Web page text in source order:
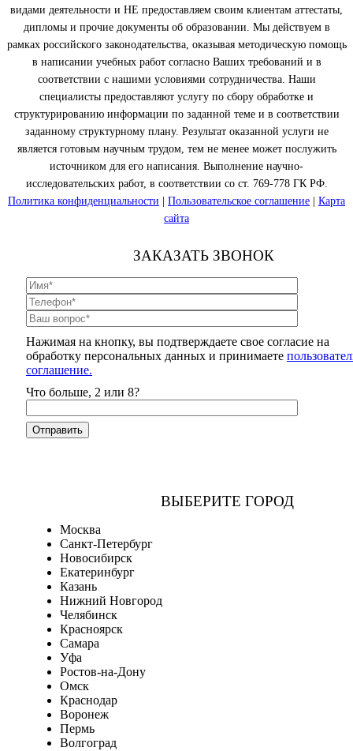
видами деятельности и НЕ предоставляем своим клиентам аттестаты,
дипломы и прочие документы об образовании. Мы действуем в
рамках российского законодательства, оказывая методическую помощь
в написании учебных работ согласно Ваших требований и в
соответствии с нашими условиями сотрудничества. Наши
специалисты предоставляют услугу по сбору обработке и
структурированию информации по заданной теме и в соответствии
заданному структурному плану. Результат оказанной услуги не
является готовым научным трудом, тем не менее может послужить
источником для его написания. Выполнение научно-
исследовательских работ, в соответствии со ст. 769-778 ГК РФ.
Политика конфиденциальности
Пользовательское соглашение
Карта
сайта
ЗАКАЗАТЬ ЗВОНОК
Нажимая на кнопку, вы подтверждаете свое согласие на
обработку персональных данных и принимаете
соглашение.
Что больше, 2 или 8?
ВЫБЕРИТЕ ГОРОД
Москва
Санкт-Петербург
Новосибирск
Екатеринбург
Казань
Нижний Новгород
Челябинск
Красноярск
Самара
Уфа
Ростов-на-Дону
Омск
Краснодар
Воронеж
Пермь
Волгоград